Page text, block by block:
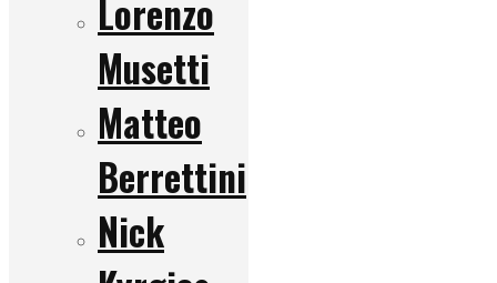
Lorenzo
Musetti
Matteo
Berrettini
Nick